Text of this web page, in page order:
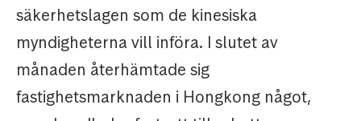
säkerhetslagen som de kinesiska
myndigheterna vill införa. I slutet av
månaden återhämtade sig
fastighetsmarknaden i Hongkong något,